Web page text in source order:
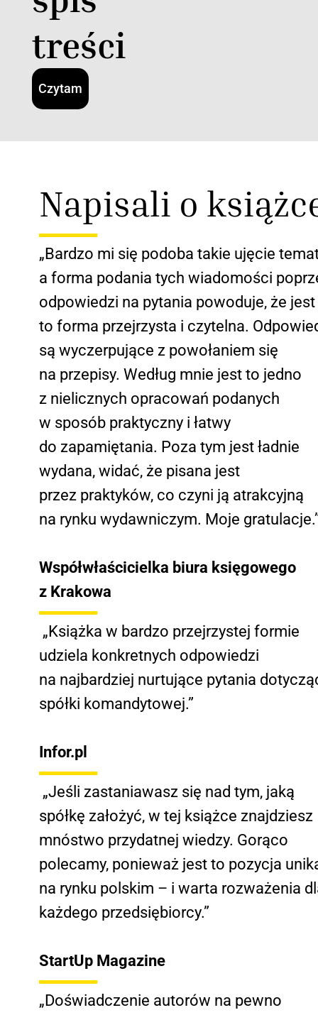
treści
Czytam
Napisali o
„Bardzo mi się podoba takie ujęcie
a forma podania tych wiadomości
odpowiedzi na pytania powoduje, że jest
to forma przejrzysta i czytelna.
są wyczerpujące z powołaniem się
na przepisy. Według mnie jest to jedno
z nielicznych opracowań podanych
w sposób praktyczny i łatwy
do zapamiętania. Poza tym jest ładnie
wydana, widać, że pisana jest
przez praktyków, co czyni ją atrakcyjną
na rynku wydawniczym. Moje
Współwłaścicielka biura księgowego
z Krakowa
„Książka w bardzo przejrzystej formie
udziela konkretnych odpowiedzi
na najbardziej nurtujące pytania
spółki komandytowej.”
Infor.pl
„Jeśli zastaniawasz się nad tym, jaką
spółkę założyć, w tej książce znajdziesz
mnóstwo przydatnej wiedzy. Gorąco
polecamy, ponieważ jest to pozycja
na rynku polskim – i warta rozważenia
każdego przedsiębiorcy.”
StartUp Magazine
„Doświadczenie autorów na pewno